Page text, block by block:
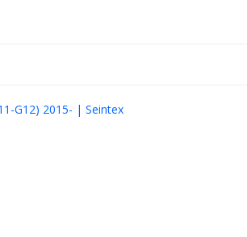
G12) 2015- | Seintex